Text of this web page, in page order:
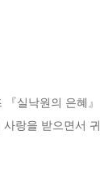
실낙원의 은혜
랑을 받으면서